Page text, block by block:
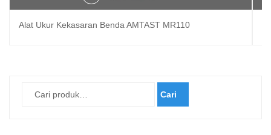
Alat Ukur Kekasaran Benda AMTAST MR110
Cari